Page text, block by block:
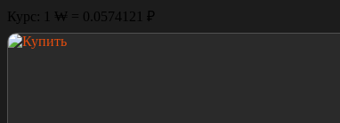
Курс: 1 ₩ = 0.0574121 ₽